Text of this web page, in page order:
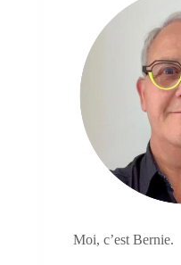
Moi, c’est Bernie.